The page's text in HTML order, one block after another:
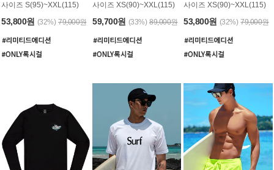
사이즈 S(95)~XXL(115)
53,800원 (32%) 79,000원
사이즈 XS(90)~XXL(115)
59,700원 (33%) 89,000원
사이즈 XS(90)~XXL(115)
53,800원 (32%) 79,000원